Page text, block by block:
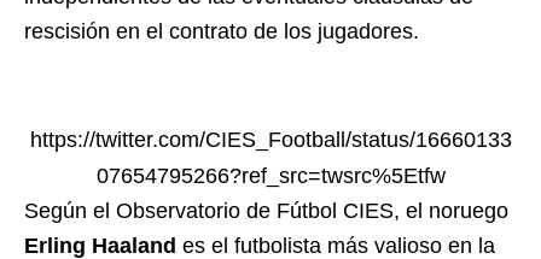
rescisión en el contrato de los jugadores.
https://twitter.com/CIES_Football/status/16660133
07654795266?ref_src=twsrc%5Etfw
Según el Observatorio de Fútbol CIES, el noruego
Erling Haaland es el futbolista más valioso en la